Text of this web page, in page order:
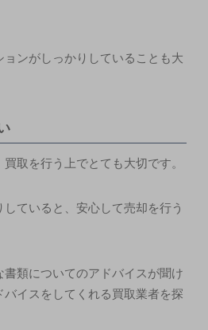
ョンがしっかりしていることも大
取を行う上でとても大切です。
ていると、安心して売却を行う
書類についてのアドバイスが聞け
イスをしてくれる買取業者を探